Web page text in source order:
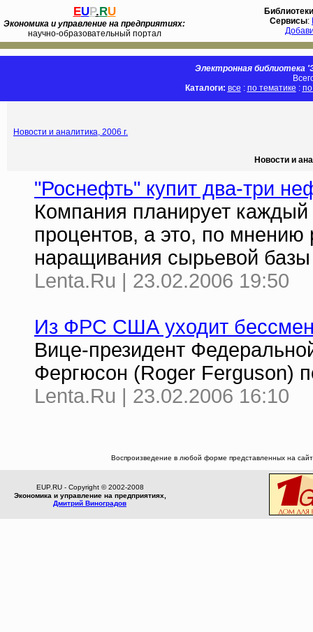
EUP.RU
Экономика и управление на предприятиях:
научно-образовательный портал
Библиотеки
Сервисы:
Электронная библиотека
Каталоги: все : по тематике :
Новости и аналитика, 2006 г.
Новости и
"Роснефть" купит два-три
Компания планирует каждый
процентов, а это, по мнению
наращивания сырьевой базы
Lenta.Ru | 23.02.2006 19:50
Из ФРС США уходит
Вице-президент
Фергюсон (Roger Ferguson)
Lenta.Ru | 23.02.2006 16:10
Воспроизведение в любой форме представленных на
EUP.RU - Copyright © 2002-2008
Экономика и управление на предприятиях,
Дмитрий Виноградов